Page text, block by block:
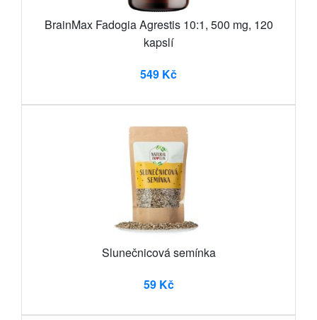
BrainMax Fadogia Agrestis 10:1, 500 mg, 120
kapslí
549 Kč
Slunečnicová semínka
59 Kč